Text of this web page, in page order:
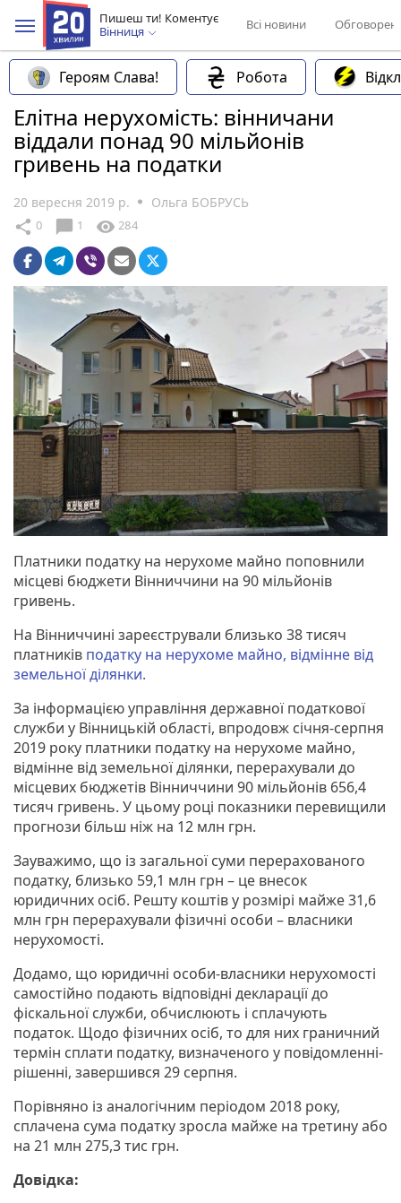
Пишеш ти! Коментує
Вінниця
Всі новини
Героям Слава! Робота
Елітна нерухомість: вінничани
віддали понад 90 мільйонів
гривень на податки
20 вересня 2019 р. Ольга БОБРУСЬ
share 0 chat_bubble 1 visibility 284
Платники податку на нерухоме майно поповнили
місцеві бюджети Вінниччини на 90 мільйонів
гривень.
На Вінниччині зареєстрували близько 38 тисяч
платників податку на нерухоме майно, відмінне від
земельної ділянки.
За інформацією управління державної податкової
служби у Вінницькій області, впродовж січня-серпня
2019 року платники податку на нерухоме майно,
відмінне від земельної ділянки, перерахували до
місцевих бюджетів Вінниччини 90 мільйонів 656,4
тисяч гривень. У цьому році показники перевищили
прогнози більш ніж на 12 млн грн.
Зауважимо, що із загальної суми перерахованого
податку, близько 59,1 млн грн – це внесок
юридичних осіб. Решту коштів у розмірі майже 31,6
млн грн перерахували фізичні особи – власники
нерухомості.
Додамо, що юридичні особи-власники нерухомості
самостійно подають відповідні декларації до
фіскальної служби, обчислюють і сплачують
податок. Щодо фізичних осіб, то для них граничний
термін сплати податку, визначеного у повідомленні-
рішенні, завершився 29 серпня.
Порівняно із аналогічним періодом 2018 року,
сплачена сума податку зросла майже на третину або
на 21 млн 275,3 тис грн.
Довідка: